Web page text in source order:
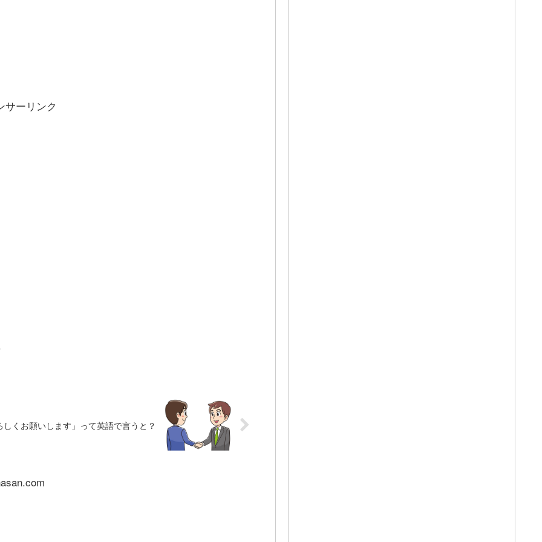
サーリンク
しくお願いします」って英語で言うと？